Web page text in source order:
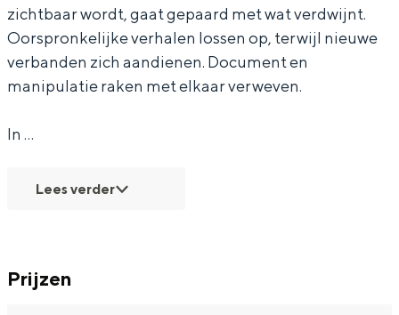
zichtbaar wordt, gaat gepaard met wat verdwijnt.
Oorspronkelijke verhalen lossen op, terwijl nieuwe
verbanden zich aandienen. Document en
manipulatie raken met elkaar verweven.
In …
Lees verder
Prijzen